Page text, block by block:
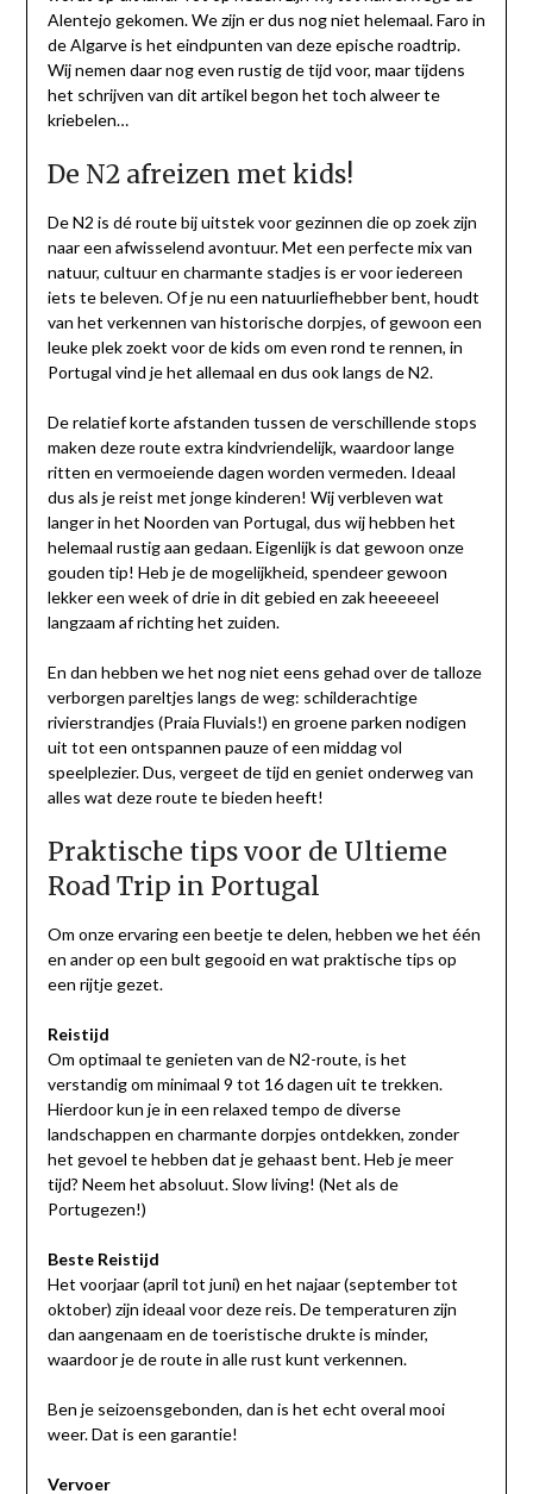
Alentejo gekomen. We zijn er dus nog niet helemaal. Faro in
de Algarve is het eindpunten van deze epische roadtrip.
Wij nemen daar nog even rustig de tijd voor, maar tijdens
het schrijven van dit artikel begon het toch alweer te
kriebelen…
De N2 afreizen met kids!
De N2 is dé route bij uitstek voor gezinnen die op zoek zijn
naar een afwisselend avontuur. Met een perfecte mix van
natuur, cultuur en charmante stadjes is er voor iedereen
iets te beleven. Of je nu een natuurliefhebber bent, houdt
van het verkennen van historische dorpjes, of gewoon een
leuke plek zoekt voor de kids om even rond te rennen, in
Portugal vind je het allemaal en dus ook langs de N2.
De relatief korte afstanden tussen de verschillende stops
maken deze route extra kindvriendelijk, waardoor lange
ritten en vermoeiende dagen worden vermeden. Ideaal
dus als je reist met jonge kinderen! Wij verbleven wat
langer in het Noorden van Portugal, dus wij hebben het
helemaal rustig aan gedaan. Eigenlijk is dat gewoon onze
gouden tip! Heb je de mogelijkheid, spendeer gewoon
lekker een week of drie in dit gebied en zak heeeeeel
langzaam af richting het zuiden.
En dan hebben we het nog niet eens gehad over de talloze
verborgen pareltjes langs de weg: schilderachtige
rivierstrandjes (Praia Fluvials!) en groene parken nodigen
uit tot een ontspannen pauze of een middag vol
speelplezier. Dus, vergeet de tijd en geniet onderweg van
alles wat deze route te bieden heeft!
Praktische tips voor de Ultieme
Road Trip in Portugal
Om onze ervaring een beetje te delen, hebben we het één
en ander op een bult gegooid en wat praktische tips op
een rijtje gezet.
Reistijd
Om optimaal te genieten van de N2-route, is het
verstandig om minimaal 9 tot 16 dagen uit te trekken.
Hierdoor kun je in een relaxed tempo de diverse
landschappen en charmante dorpjes ontdekken, zonder
het gevoel te hebben dat je gehaast bent. Heb je meer
tijd? Neem het absoluut. Slow living! (Net als de
Portugezen!)
Beste Reistijd
Het voorjaar (april tot juni) en het najaar (september tot
oktober) zijn ideaal voor deze reis. De temperaturen zijn
dan aangenaam en de toeristische drukte is minder,
waardoor je de route in alle rust kunt verkennen.
Ben je seizoensgebonden, dan is het echt overal mooi
weer. Dat is een garantie!
Vervoer